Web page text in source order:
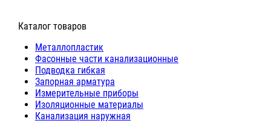
⠀Каталог товаров
Металлопластик
Фасонные части канализационные
Подводка гибкая
Запорная арматура
Измерительные приборы
Изоляционные материалы
Канализация наружная